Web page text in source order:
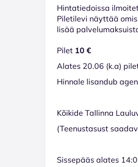
Hinta­tiedoissa
Piletilevi näyttää
lisää
Pilet 10 €
Alates 20.06 (k.a)
Hinnale lisandub
Kõikide Tallinna
(Teenustasust
Sissepääs alates